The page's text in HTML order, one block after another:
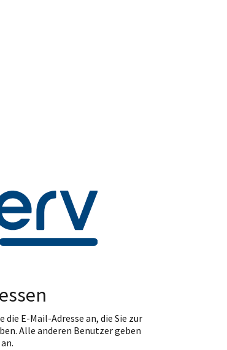
E-Mail-Adresse an, die Sie zur
Alle anderen Benutzer geben